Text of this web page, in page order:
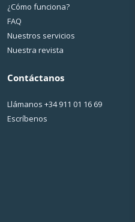
¿Cо́mo funciona?
FAQ
Nuestros servicios
Nuestra revista
Contáctanos
Llámanos +34 911 01 16 69
Escríbenos